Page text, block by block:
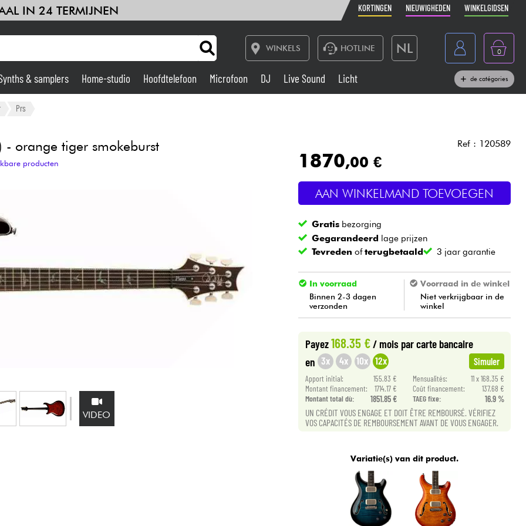
IN 24 TERMIJNEN KORTINGEN NIEUWIGHEDEN WINKELGIDSEN
WINKELS HOTLINE NL
France
Belgique
Deutschland
0
Home-studio
Live Sound
Blaasinstrument
Kabels & toebehoren
Sets
Bekijk onze merken
& samplers Home-studio Hoofdtelefoon Microfoon DJ Live Sound Licht de catégories
Prs
- orange tiger smokeburst
producten
VIDEO
Ref : 120589
1870,00 €
AAN WINKELMAND TOEVOEGEN
Gratis bezorging
Gegarandeerd lage prijzen
Tevreden ofterugbetaald 3 jaar garantie
In voorraad
Binnen 2-3 dagen
verzonden
Voorraad in de winkel
Niet verkrijgbaar in de
winkel
Payez168.35 €/ mois par carte bancaire
en 3x 4x 10x 12x Simuler
Apport initial: 155.83 € Mensualités:
11 x 168.35 €
Montant financement:
1714.17 € Coût financement:
137.68 €
Montant total dù:
1851.85 € TAEG fixe: 16.9 %
UN CRÉDIT VOUS ENGAGE ET DOIT ÊTRE REMBOURSÉ. VÉRIFIEZ
VOS CAPACITÉS DE REMBOURSEMENT AVANT DE VOUS ENGAGER.
Variatie(s) van dit product.